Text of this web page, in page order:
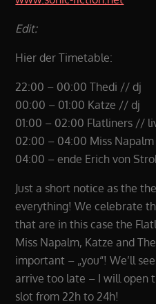
Edit:
Hier der Timetable:
22:00 – 00:00 Thedi // dj
00:00 – 01:00 Katze // dj
01:00 – 02:00 Flatliners //
02:00 – 04:00 Miss
04:00 – ende Erich von
Just a short notice as the
everything! We celebrate
that are in this case the
Miss Napalm, Katze and
important – „you“! We’ll
arrive too late – I will open
slot from 22h to 24h!